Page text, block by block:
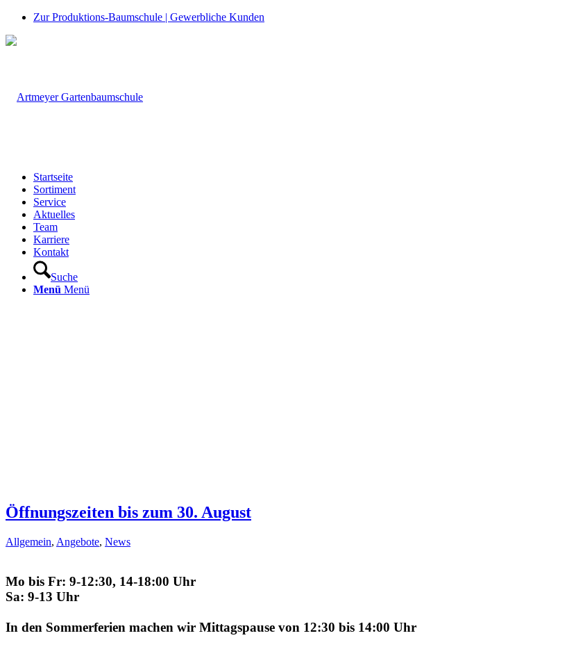
Zur Produktions-Baumschule | Gewerbliche Kunden
Startseite
Sortiment
Service
Aktuelles
Team
Karriere
Kontakt
Suche
Menü Menü
Öffnungszeiten bis zum 30. August
Allgemein, Angebote, News
Mo bis Fr: 9-12:30, 14-18:00 Uhr
Sa: 9-13 Uhr
In den Sommerferien machen wir Mittagspause von 12:30 bis 14:00 Uhr